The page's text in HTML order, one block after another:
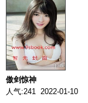
傲剑惊神
人气:241 2022-01-10